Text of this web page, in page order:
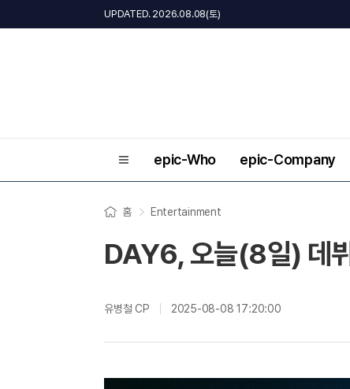
UPDATED. 2026.08.08(토)
epic-Who epic-Company
홈 Entertainment
DAY6, 오늘(8일) 데
유병철 CP 2025-08-08 17:20:00